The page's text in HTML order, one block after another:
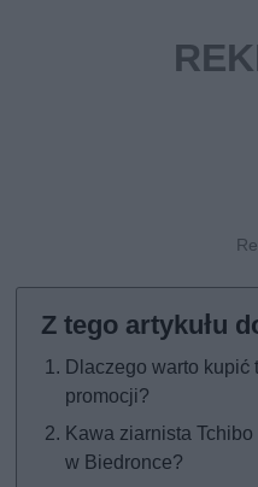
Dlaczego warto kupić
promocji?
Kawa ziarnista
w Biedronce?